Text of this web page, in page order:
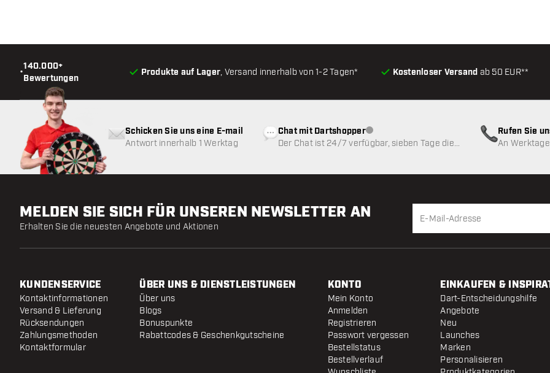
•
140.000+
Bewertungen
Produkte auf Lager, Versand innerhalb von 1-2 Tagen* Kostenloser Versand ab 50 EUR**
Schicken Sie uns eine E-mail
Antwort innerhalb 1 Werktag
Chat mit DartshopperKundenservice nicht verfügbar
Der Chat ist 24/7 verfügbar, sieben Tage die
Rufen Sie
An
MELDEN SIE SICH FÜR UNSEREN NEWSLETTER AN
Erhalten Sie die neuesten Angebote und Aktionen
KUNDENSERVICE
Kontaktinformationen
Versand & Lieferung
Rücksendungen
Zahlungsmethoden
Kontaktformular
ÜBER UNS & DIENSTLEISTUNGEN
Über uns
Blogs
Bonuspunkte
Rabattcodes & Geschenkgutscheine
KONTO
Mein Konto
Anmelden
Registrieren
Passwort vergessen
Bestellstatus
Bestellverlauf
EINKAUFEN &
Dart-Entscheidungshilfe
Angebote
Neu
Launches
Marken
Personalisieren